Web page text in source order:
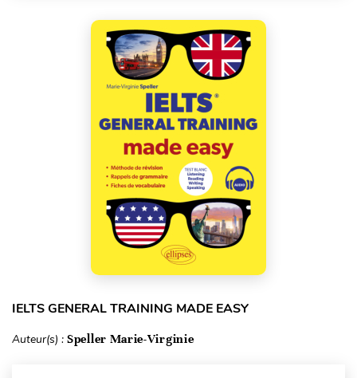
IELTS GENERAL TRAINING MADE EASY
Auteur(s) : Speller Marie-Virginie